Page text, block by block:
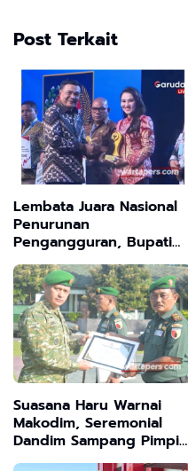
Post Terkait
Lembata Juara Nasional
Penurunan
Pengangguran, Bupati
Tuaq Bawa Pulang Piala
dari Lombok
Suasana Haru Warnai
Makodim, Seremonial
Dandim Sampang Pimpin
Korp Raport Pindah